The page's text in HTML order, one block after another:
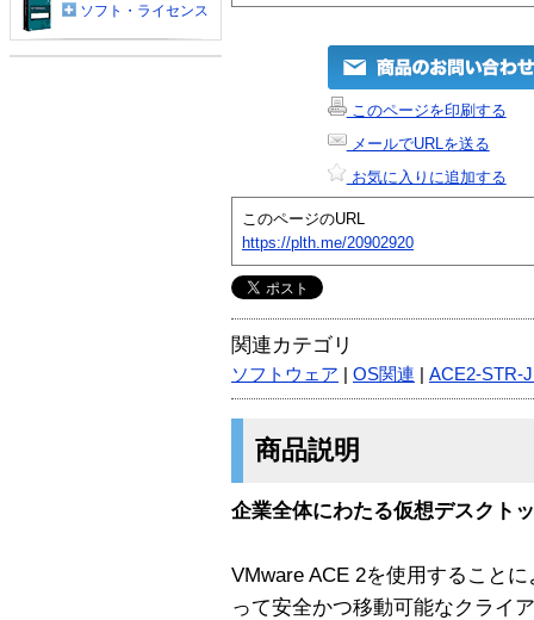
このページを印刷する
メールでURLを送る
お気に入りに追加する
このページのURL
https://plth.me/20902920
関連カテゴリ
ソフトウェア OS関連 ACE2-STR-
商品説明
企業全体にわたる仮想デスクト
VMware ACE 2を使用すること
って安全かつ移動可能なクライ
ソフト・ライセンス